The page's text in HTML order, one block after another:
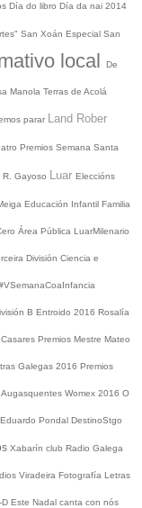
Día do libro Día da nai 2014
San Xoán Especial San
local De
Manola Terras de Acolá
parar Land Rober
Premios Semana Santa
R. Gayoso Luar Eleccións
Educación Infantil Familia
Área Pública LuarMilenario
División Ciencia e
B Entroido 2016 Rosalía
Premios Mestre Mateo
Galegas 2016 Premios
Augasquentes Womex 2016 O
Pondal DestinoStgo
Xabarín club Radio Galega
Viradeira Fotografía Letras
D Este Nadal canta con nós